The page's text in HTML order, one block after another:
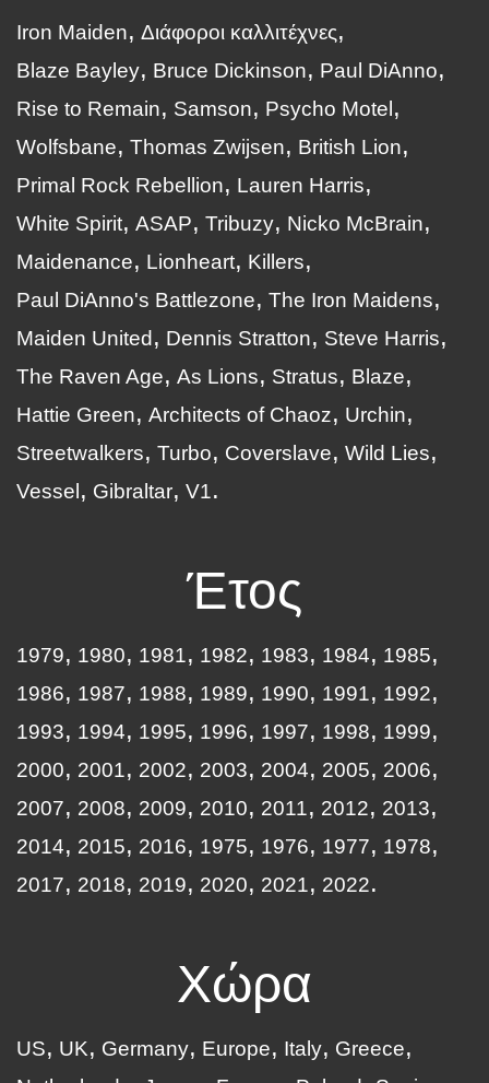
Iron Maiden
Διάφοροι καλλιτέχνες
Blaze Bayley
Bruce Dickinson
Paul DiAnno
Rise to Remain
Samson
Psycho Motel
Wolfsbane
Thomas Zwijsen
British Lion
Primal Rock Rebellion
Lauren Harris
White Spirit ASAP Tribuzy
Nicko McBrain
Maidenance
Lionheart
Killers
Paul DiAnno's Battlezone
The Iron Maidens
Maiden United
Dennis Stratton
Steve Harris
The Raven Age
As Lions Stratus
Blaze
Hattie Green
Architects of Chaoz
Urchin
Streetwalkers
Turbo Coverslave
Wild Lies
Vessel
Gibraltar V1
Έτος
1979 1980 1981 1982 1983 1984
1985
1986
1987 1988 1989 1990 1991
1992
1993
1994 1995 1996 1997 1998
1999
2000
2001 2002 2003 2004 2005
2006
2007
2008 2009 2010 2011 2012
2013
2014
2015 2016 1975 1976 1977
1978
2017
2018 2019 2020 2021 2022
Χώρα
US UK Germany Europe Italy
Greece